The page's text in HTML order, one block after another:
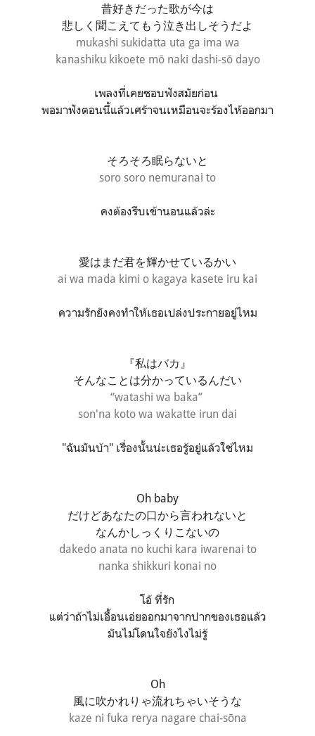
昔好きだった歌が今は
悲しく聞こえてもう泣き出しそうだよ
mukashi sukidatta uta ga ima wa
kanashiku kikoete mō naki dashi-sō dayo
เพลงที่เคยชอบฟังสมัยก่อน
พอมาฟังตอนนี้แล้วเศร้าจนเหมือนจะร้องไห้ออกมา
そろそろ眠らないと
soro soro nemuranai to
คงต้องรีบเข้านอนแล้วล่ะ
愛はまだ君を輝かせているかい
ai wa mada kimi o kagaya kasete iru kai
ความรักยังคงทำให้เธอเปล่งประกายอยู่ไหม
『私はバカ』
そんなことは分かっているんだい
“watashi wa baka”
son'na koto wa wakatte irun dai
"ฉันมันบ้า" เรื่องนั้นน่ะเธอรู้อยู่แล้วใช่ไหม
Oh baby
だけどあなたの口から言われないと
なんかしっくりこないの
dakedo anata no kuchi kara iwarenai to
nanka shikkuri konai no
โอ้ ที่รัก
แต่ว่าถ้าไม่เอื้อนเอ่ยออกมาจากปากของเธอแล้ว
มันไม่โดนใจยังไงไม่รู้
Oh
風に吹かれりゃ流れちゃいそうな
kaze ni fuka rerya nagare chai-sōna